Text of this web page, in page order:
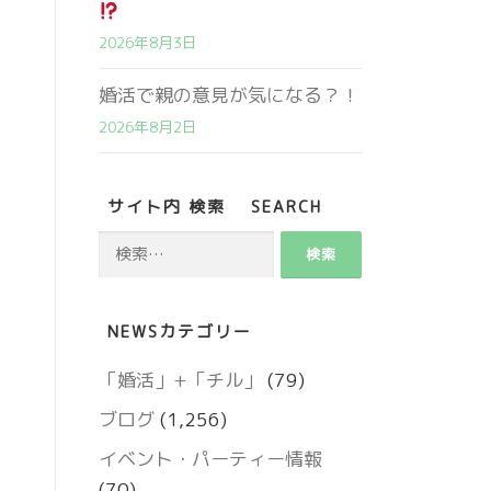
定休日 火・水曜日
お問い合わせ
2026年8月3日
婚活で親の意見が気になる？！
2026年8月2日
サイト内 検索 SEARCH
NEWSカテゴリー
「婚活」+「チル」
(79)
ブログ (1,256)
イベント・パーティー情報